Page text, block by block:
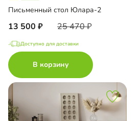
Письменный стол Юлара-2
13 500 25 470
Доступно для доставки
В корзину